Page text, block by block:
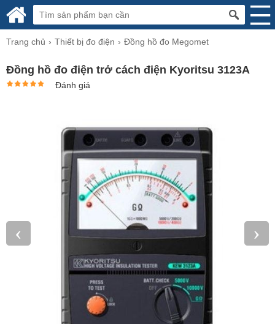
Trang chủ Thiết bị đo điện Đồng hồ đo Megomet
Đồng hồ đo điện trở cách điện Kyoritsu 3123A
Đánh giá
‹ ›